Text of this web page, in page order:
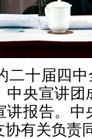
二十届四
中央宣讲
讲报告。
协有关负责